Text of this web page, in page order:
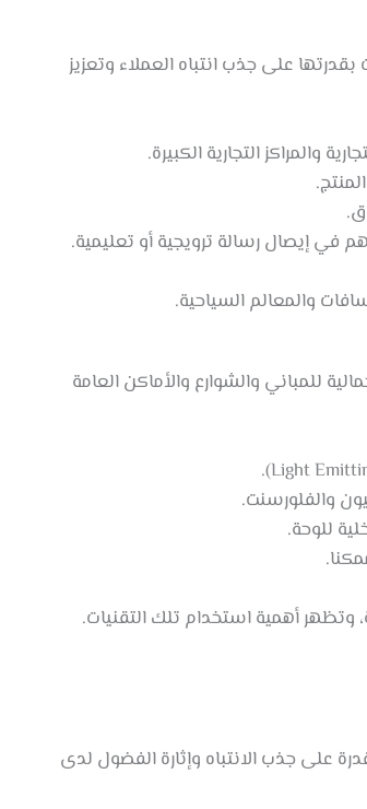
على جذب انتباه العملاء وتعزيز
والمراكز التجارية الكبيرة.
في إيصال رسالة ترويجية أو تعليمية.
والمعالم السياحية.
للمباني والشوارع والأماكن العامة
وتظهر أهمية استخدام تلك التقنيات.
على جذب الانتباه وإثارة الفضول لدى